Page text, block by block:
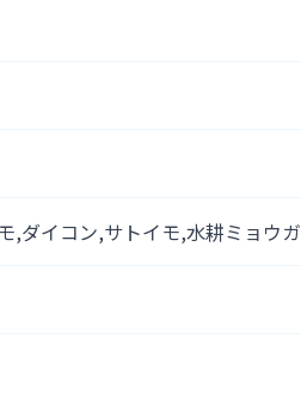
,ダイコン,サトイモ,水耕ミョウガ